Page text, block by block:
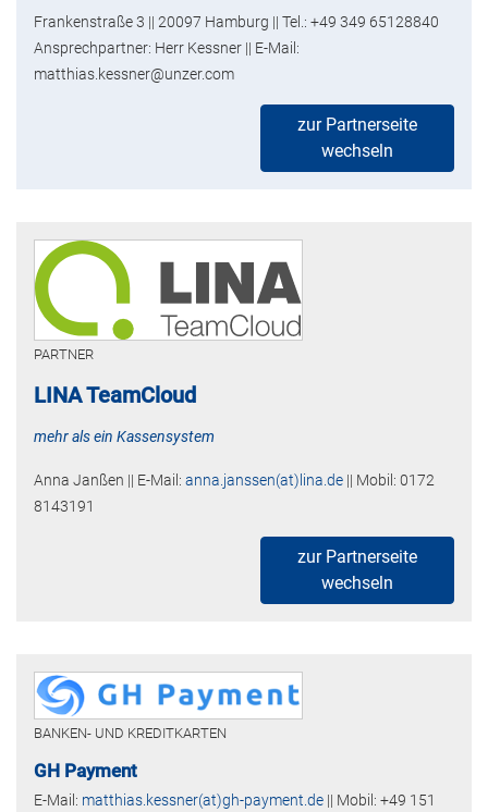
Frankenstraße 3 || 20097 Hamburg || Tel.: +49 349 65128840
Ansprechpartner: Herr Kessner || E-Mail:
matthias.kessner@unzer.com
zur Partnerseite
wechseln
PARTNER
LINA TeamCloud
mehr als ein Kassensystem
Anna Janßen || E-Mail: anna.janssen(at)lina.de || Mobil: 0172
8143191
zur Partnerseite
wechseln
BANKEN- UND KREDITKARTEN
GH Payment
E-Mail: matthias.kessner(at)gh-payment.de || Mobil: +49 151